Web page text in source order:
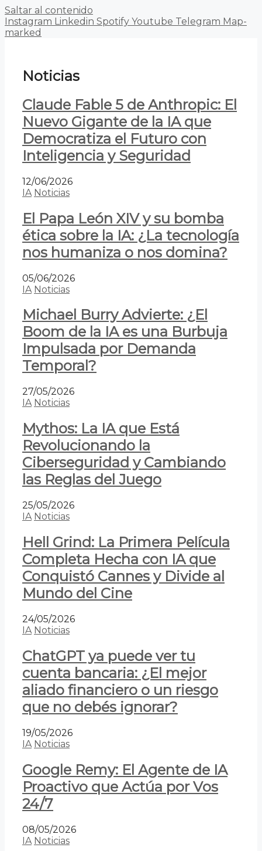
Saltar al contenido
Instagram Linkedin Spotify Youtube Telegram Map-
marked
Noticias
Claude Fable 5 de Anthropic: El
Nuevo Gigante de la IA que
Democratiza el Futuro con
Inteligencia y Seguridad
12/06/2026
IA Noticias
El Papa León XIV y su bomba
ética sobre la IA: ¿La tecnología
nos humaniza o nos domina?
05/06/2026
IA Noticias
Michael Burry Advierte: ¿El
Boom de la IA es una Burbuja
Impulsada por Demanda
Temporal?
27/05/2026
IA Noticias
Mythos: La IA que Está
Revolucionando la
Ciberseguridad y Cambiando
las Reglas del Juego
25/05/2026
IA Noticias
Hell Grind: La Primera Película
Completa Hecha con IA que
Conquistó Cannes y Divide al
Mundo del Cine
24/05/2026
IA Noticias
ChatGPT ya puede ver tu
cuenta bancaria: ¿El mejor
aliado financiero o un riesgo
que no debés ignorar?
19/05/2026
IA Noticias
Google Remy: El Agente de IA
Proactivo que Actúa por Vos
24/7
08/05/2026
IA Noticias